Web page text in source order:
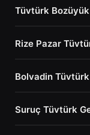
Tüvtürk
Rize Pazar
Bolvadin
Suruç Tüvtürk